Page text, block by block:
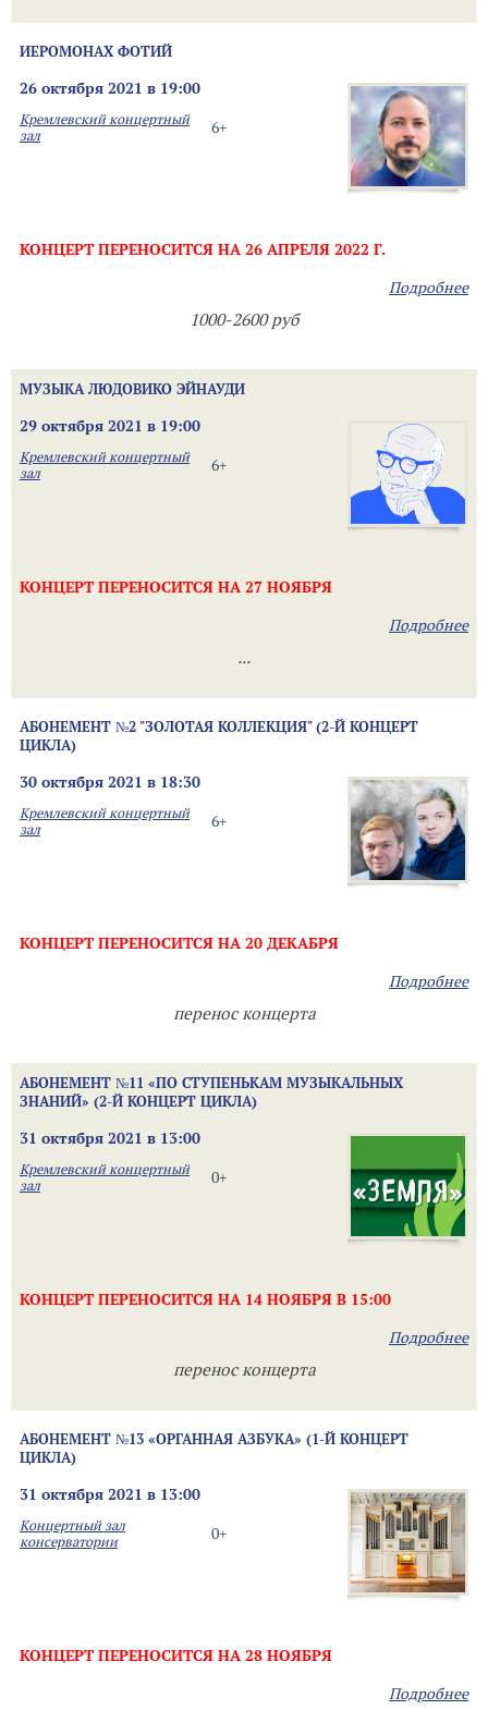
ИЕРОМОНАХ ФОТИЙ
26 октября 2021 в 19:00
6+
Кремлевский концертный
зал
КОНЦЕРТ ПЕРЕНОСИТСЯ НА 26 АПРЕЛЯ 2022 Г.
Подробнее
1000-2600 руб
МУЗЫКА ЛЮДОВИКО ЭЙНАУДИ
29 октября 2021 в 19:00
6+
Кремлевский концертный
зал
КОНЦЕРТ ПЕРЕНОСИТСЯ НА 27 НОЯБРЯ
Подробнее
...
АБОНЕМЕНТ №2 "ЗОЛОТАЯ КОЛЛЕКЦИЯ" (2-Й КОНЦЕРТ
ЦИКЛА)
30 октября 2021 в 18:30
6+
Кремлевский концертный
зал
КОНЦЕРТ ПЕРЕНОСИТСЯ НА 20 ДЕКАБРЯ
Подробнее
перенос концерта
АБОНЕМЕНТ №11 «ПО СТУПЕНЬКАМ МУЗЫКАЛЬНЫХ
ЗНАНИЙ» (2-Й КОНЦЕРТ ЦИКЛА)
31 октября 2021 в 13:00
0+
Кремлевский концертный
зал
КОНЦЕРТ ПЕРЕНОСИТСЯ НА 14 НОЯБРЯ В 15:00
Подробнее
перенос концерта
АБОНЕМЕНТ №13 «ОРГАННАЯ АЗБУКА» (1-Й КОНЦЕРТ
ЦИКЛА)
31 октября 2021 в 13:00
0+
Концертный зал
консерватории
КОНЦЕРТ ПЕРЕНОСИТСЯ НА 28 НОЯБРЯ
Подробнее